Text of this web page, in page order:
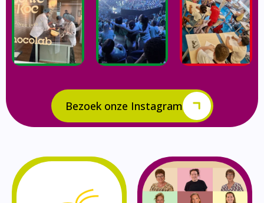
Bezoek onze Instagram